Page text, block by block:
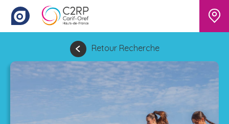
Retour Recherche